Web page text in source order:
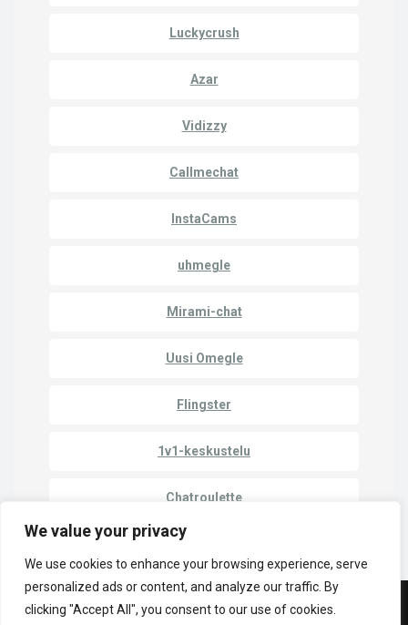
We value your privacy
We use cookies to enhance your browsing experience, serve
personalized ads or content, and analyze our traffic. By
clicking "Accept All", you consent to our use of cookies.
Luckycrush
Azar
Vidizzy
Callmechat
InstaCams
uhmegle
Mirami-chat
Uusi Omegle
Flingster
1v1-keskustelu
Chatroulette
© Copyright 2023 | Cam Match - Keskustele tuntemattomien kanssa